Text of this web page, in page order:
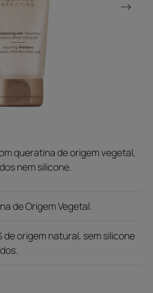
queratina de origem vegetal,
nem silicone.
de Origem Vegetal.
origem natural, sem silicone